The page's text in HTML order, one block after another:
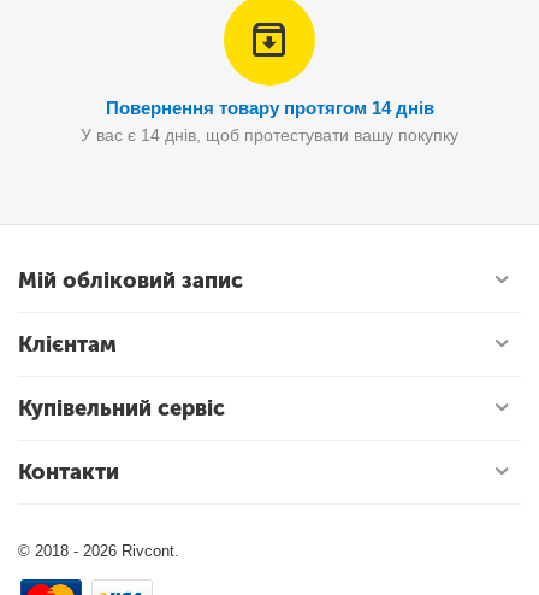
Повернення товару протягом 14 днів
У вас є 14 днів, щоб протестувати вашу покупку
Мій обліковий запис
Клієнтам
Купівельний сервіс
Контакти
© 2018 - 2026 Rivcont.